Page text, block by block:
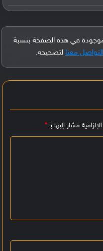
في هذه الصفحة بنسبة
التواصل معنا لتصحيحه.
مشار إليها بـ*